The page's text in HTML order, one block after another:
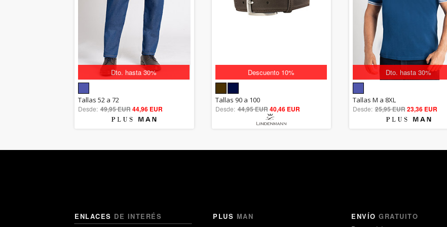
Dto. hasta 30%
5.00
out of 5
Tallas 52 a 72
Desde: 49,95 EUR44,96 EUR
Descuento 10%
5.00
out of 5
Tallas 90 a 100
Desde: 44,95 EUR40,46 EUR
Dto. hasta 30%
5.00
out of 5
Tallas M a 8XL
Desde: 25,95 EUR23,36 EUR
ENLACES DE INTERÉS PLUS MAN
ENVÍO GRATUITO